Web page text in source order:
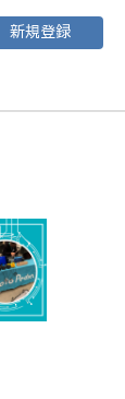
新規登録